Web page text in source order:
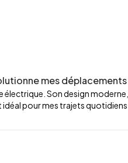
mes déplacements
Son design
pour mes trajets quotidiens.